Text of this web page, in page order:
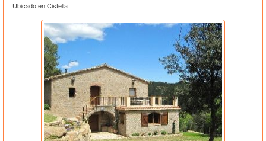
Ubicado en Cistella